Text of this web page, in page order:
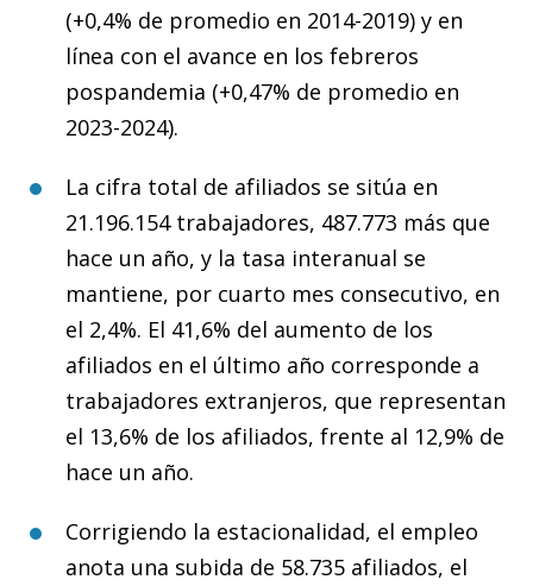
(+0,4% de promedio en 2014-2019) y en
línea con el avance en los febreros
pospandemia (+0,47% de promedio en
2023-2024).
La cifra total de afiliados se sitúa en
21.196.154 trabajadores, 487.773 más que
hace un año, y la tasa interanual se
mantiene, por cuarto mes consecutivo, en
el 2,4%. El 41,6% del aumento de los
afiliados en el último año corresponde a
trabajadores extranjeros, que representan
el 13,6% de los afiliados, frente al 12,9% de
hace un año.
Corrigiendo la estacionalidad, el empleo
anota una subida de 58.735 afiliados, el